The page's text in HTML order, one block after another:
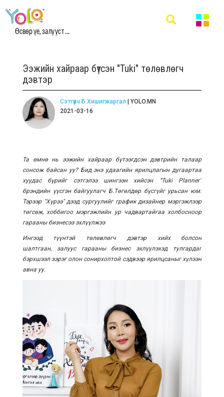
Өсвөр үе, залууст ...
Ээжийн хайраар бүтсэн "Tuki" төлөвлөгч
дэвтэр
Сэтгүүлч Б.Хишигжаргал | YOLO.MN
2021-03-16
Та өмнө нь ээжийн хайраар бүтээгдсэн дэвтрийн талаар
сонсож байсан уу? Бид энэ удаагийн ярилцлагын дугаартаа
хуудас бүрийг сэтгэлээ шингээн хийсэн “Tuki Planner"
брэндийн үүсгэн байгуулагч Б.Төгөлдөр бүсгүйг урьсан юм.
Тэрээр "Хүрээ" дээд сургуулийг график дизайнер мэргэжлээр
төгсөж, хоббигоо мэргэжлийн ур чадвартайгаа холбосноор
гарааны бизнесээ эхлүүлжээ
Ингээд түүнтэй төлөвлөгч дэвтэр хийх болсон
шалтгаан, залуус гарааны бизнес эхлүүлэхэд тулгардаг
бэрхшээл зэрэг олон сонирхолтой сэдвээр ярилцсаныг хүлээн
авна уу.